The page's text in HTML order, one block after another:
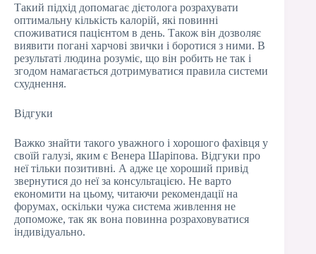
Такий підхід допомагає дієтолога розрахувати
оптимальну кількість калорій, які повинні
споживатися пацієнтом в день. Також він дозволяє
виявити погані харчові звички і боротися з ними. В
результаті людина розуміє, що він робить не так і
згодом намагається дотримуватися правила системи
схуднення.
Відгуки
Важко знайти такого уважного і хорошого фахівця у
своїй галузі, яким є Венера Шаріпова. Відгуки про
неї тільки позитивні. А адже це хороший привід
звернутися до неї за консультацією. Не варто
економити на цьому, читаючи рекомендації на
форумах, оскільки чужа система живлення не
допоможе, так як вона повинна розраховуватися
індивідуально.